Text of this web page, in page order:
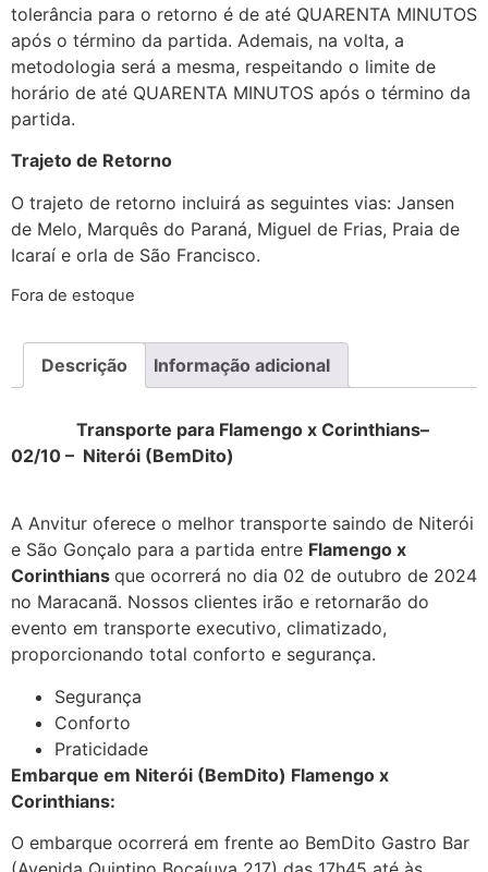
tolerância para o retorno é de até QUARENTA MINUTOS
após o término da partida. Ademais, na volta, a
metodologia será a mesma, respeitando o limite de
horário de até QUARENTA MINUTOS após o término da
partida.
Trajeto de Retorno
O trajeto de retorno incluirá as seguintes vias: Jansen
de Melo, Marquês do Paraná, Miguel de Frias, Praia de
Icaraí e orla de São Francisco.
Fora de estoque
Descrição Informação adicional
Transporte para Flamengo x Corinthians–
02/10 – Niterói (BemDito)
A Anvitur oferece o melhor transporte saindo de Niterói
e São Gonçalo para a partida entre Flamengo x
Corinthians que ocorrerá no dia 02 de outubro de 2024
no Maracanã. Nossos clientes irão e retornarão do
evento em transporte executivo, climatizado,
proporcionando total conforto e segurança.
Segurança
Conforto
Praticidade
Embarque em Niterói (BemDito) Flamengo x
Corinthians:
O embarque ocorrerá em frente ao BemDito Gastro Bar